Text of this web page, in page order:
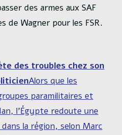
des armes aux SAF
de Wagner pour les FSR.
des troubles chez son
Alors que les
paramilitaires et
l’Égypte redoute une
la région, selon Marc